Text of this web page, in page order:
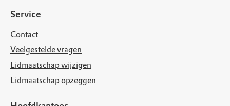
Service
Contact
Veelgestelde vragen
Lidmaatschap wijzigen
Lidmaatschap opzeggen